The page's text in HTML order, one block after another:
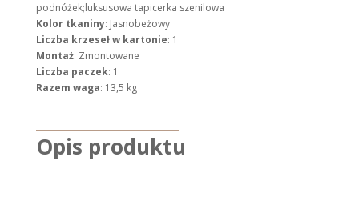
podnóżek;luksusowa tapicerka szenilowa
Kolor tkaniny: Jasnobeżowy
Liczba krzeseł w kartonie: 1
Montaż: Zmontowane
Liczba paczek: 1
Razem waga: 13,5 kg
Opis produktu